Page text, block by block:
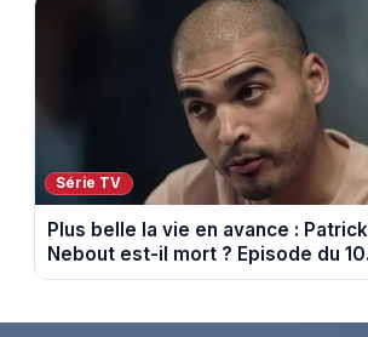
Série TV
Plus belle la vie en avance : Patrick
Nebout est-il mort ? Episode du 10
août 2026 (spoiler)